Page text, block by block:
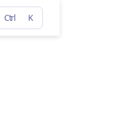
Ctrl K